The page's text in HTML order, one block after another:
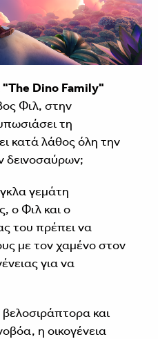
"The Dino Family"
Φιλ, στην
τη
κατά λάθος όλη την
δεινοσαύρων;
γεμάτη
ο Φιλ και ο
του πρέπει να
με τον χαμένο στον
για να
και
η οικογένεια